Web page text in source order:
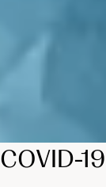
COVID-